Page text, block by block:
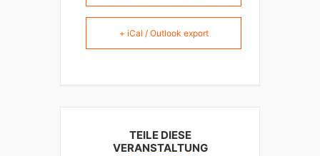
+ iCal / Outlook export
TEILE DIESE
VERANSTALTUNG